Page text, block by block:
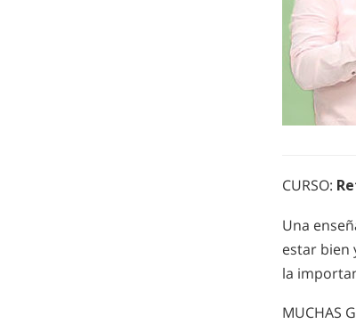
CURSO:
Una
estar bien
la
MUCHAS